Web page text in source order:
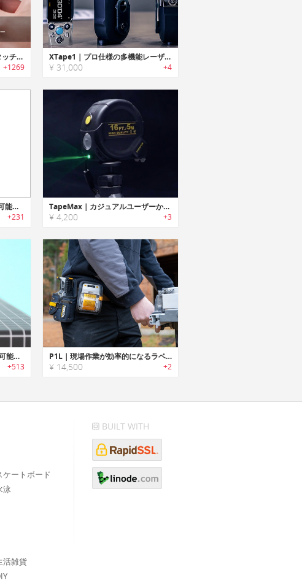
iRULER｜距離・面積がワンタッチで計測できるレーザー距離メジャー「iルーラー」
+1269
XTape1｜プロ仕様の多機能レーザー距離計
¥ 31,000 +4
コロコロ転がして長さを測定可能な回転式メジャー「EasyRuler（イージールーラー）」
+231
TapeMax｜カジュアルユーザーからプロフェッショナルまで、誰でも使える4-in-1測定機
¥ 4,200 +3
Rollbe｜転がして長さを測定可能なポケットサイズメジャー「ローロービ」
+513
P1L｜現場作業が効率的になるラベルプリンター
¥ 14,500 +2
ケートボード
泳
活雑貨
BUILT WITH